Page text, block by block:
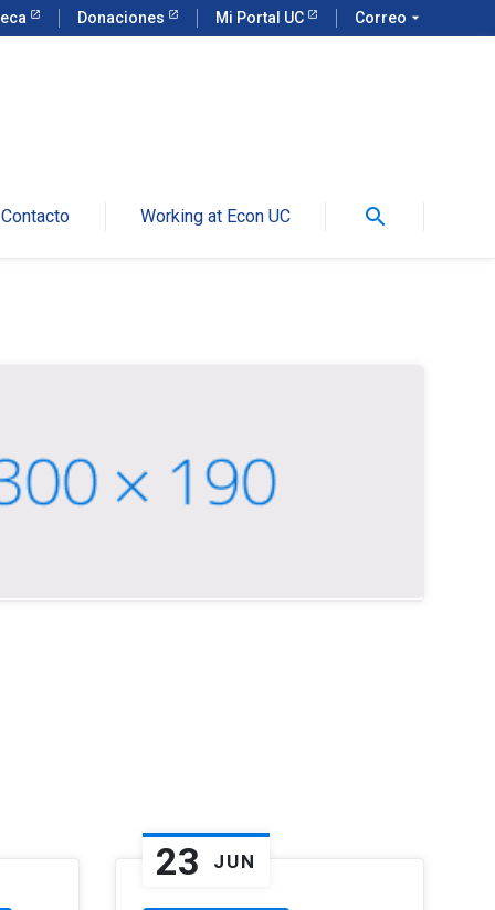
Donaciones Mi Portal UC Correo arrow_drop_down
Contacto Working at Econ UC search
23 JUN